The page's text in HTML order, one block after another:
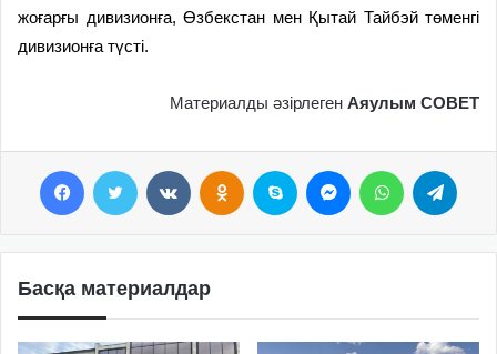
жоғарғы дивизионға, Өзбекстан мен Қытай Тайбэй төменгі
дивизионға түсті.
Материалды әзірлеген Аяулым СОВЕТ
Басқа материалдар